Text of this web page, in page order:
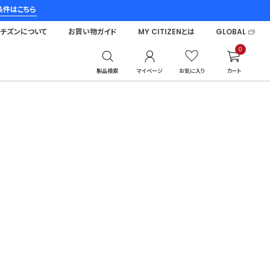
はこちら
製品検索 マイページ お気に入り
0
カート
ズンについて お買い物ガイド MY CITIZENとは GLOBAL